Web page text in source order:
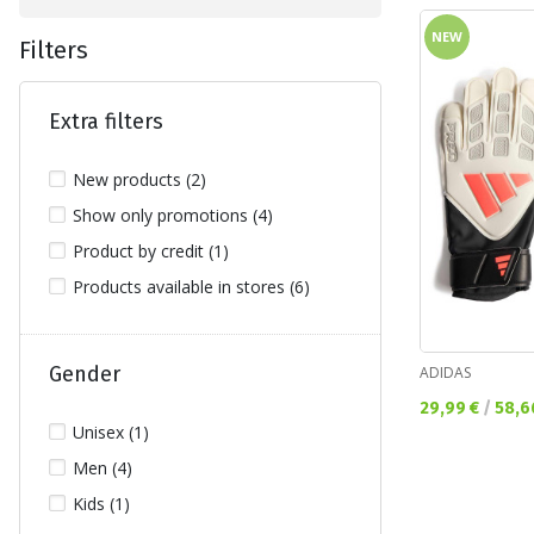
Filters
Extra filters
New products (2)
Show only promotions (4)
Product by credit (1)
Products available in stores (6)
Gender
Unisex (1)
Men (4)
Kids (1)
NEW
ADIDAS
Текуща цена:
29,99 € /